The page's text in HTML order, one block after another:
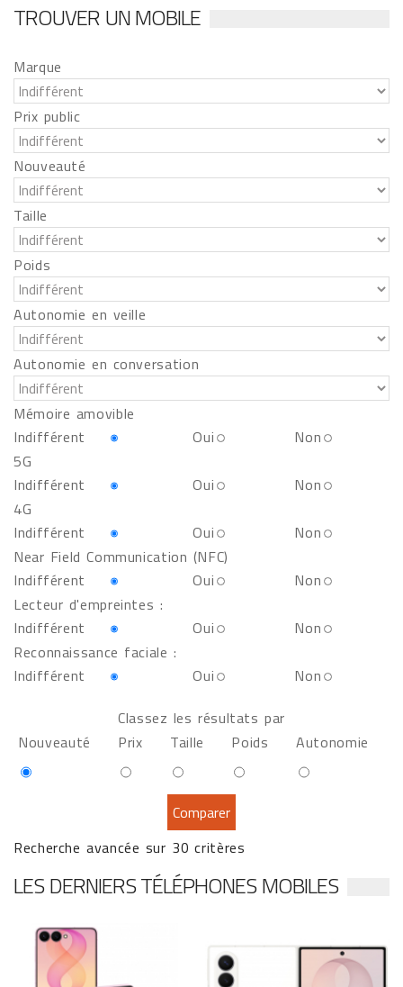
TROUVER UN MOBILE
Marque
Prix public
Nouveauté
Taille
Poids
Autonomie en veille
Autonomie en conversation
Mémoire amovible
Indifférent
Oui
Non
5G
Indifférent
Oui
Non
4G
Indifférent
Oui
Non
Near Field Communication (NFC)
Indifférent
Oui
Non
Lecteur d'empreintes :
Indifférent
Oui
Non
Reconnaissance faciale :
Indifférent
Oui
Non
Classez les résultats par
Nouveauté
Prix Taille Poids Autonomie
Recherche avancée sur 30 critères
LES DERNIERS TÉLÉPHONES MOBILES